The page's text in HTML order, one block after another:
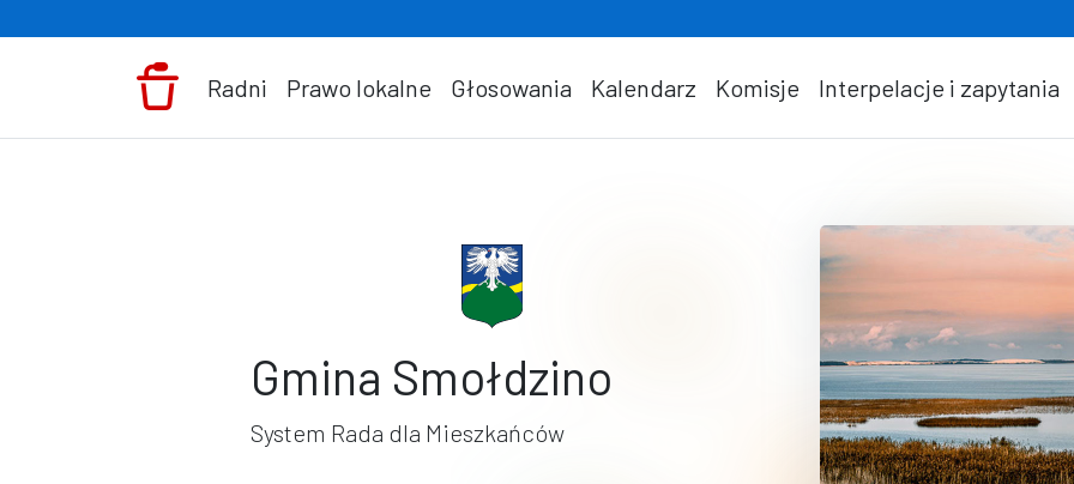
Radni Prawo lokalne Głosowania Kalendarz Komisje Interpelacje i zapytania
Gmina Smołdzino
System Rada dla Mieszkańców